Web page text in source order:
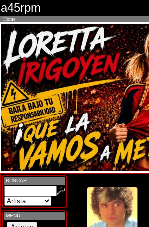
a45rpm
Home
BUSCAR
MENÚ